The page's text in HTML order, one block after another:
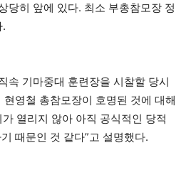
당히 앞에 있다. 최소 부총참모장 정
.
속 기마중대 훈련장을 시찰할 당시
영철 총참모장이 호명된 것에 대해
열리지 않아 아직 공식적인 당적
때문인 것 같다”고 설명했다.